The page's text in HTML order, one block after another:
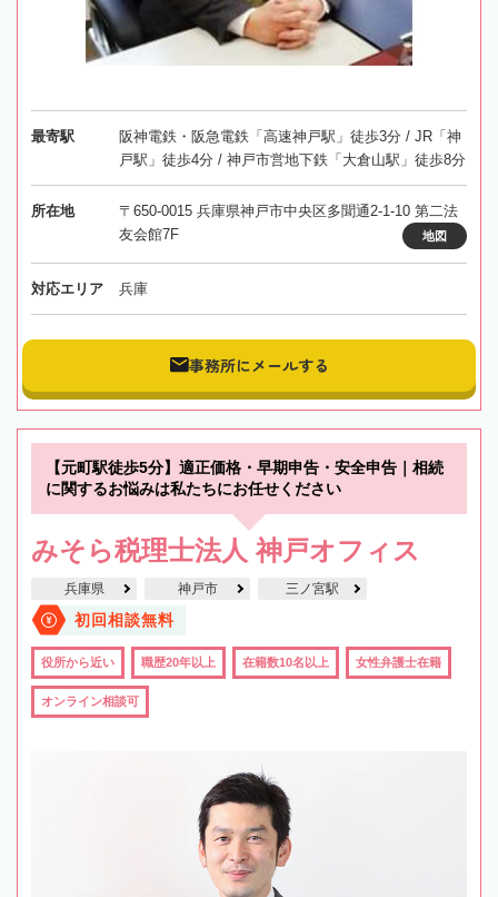
最寄駅
阪神電鉄・阪急電鉄「高速神戸駅」徒歩3分 / JR「神
戸駅」徒歩4分 / 神戸市営地下鉄「大倉山駅」徒歩8分
所在地
〒650-0015 兵庫県神戸市中央区多聞通2-1-10 第二法
友会館7F
地図
対応エリア 兵庫
事務所にメールする
【元町駅徒歩5分】適正価格・早期申告・安全申告｜相続
に関するお悩みは私たちにお任せください
みそら税理士法人 神戸オフィス
兵庫県 神戸市 三ノ宮駅
初回相談無料
役所から近い 職歴20年以上 在籍数10名以上 女性弁護士在籍
オンライン相談可